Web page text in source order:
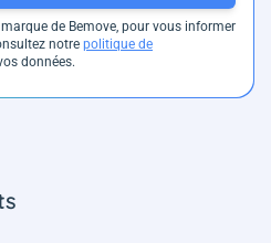
de Bemove, pour vous informer
notre politique de
données.